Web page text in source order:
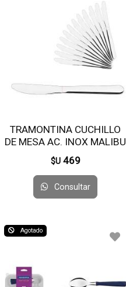
TRAMONTINA CUCHILLO
DE MESA AC. INOX MALIBU
23731/004 X12 UN
$U 469
Consultar
Agotado